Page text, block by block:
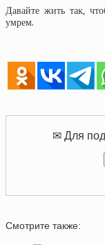
Давайте жить так,
умрем.
✉ Для
Смотрите также: